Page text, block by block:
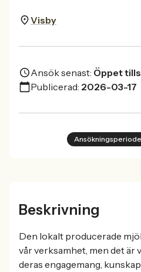
Visby
Ansök senast: Öppet
Publicerad: 2026-03-17
Beskrivning
Den lokalt producerade
vår verksamhet, men det är
deras engagemang,